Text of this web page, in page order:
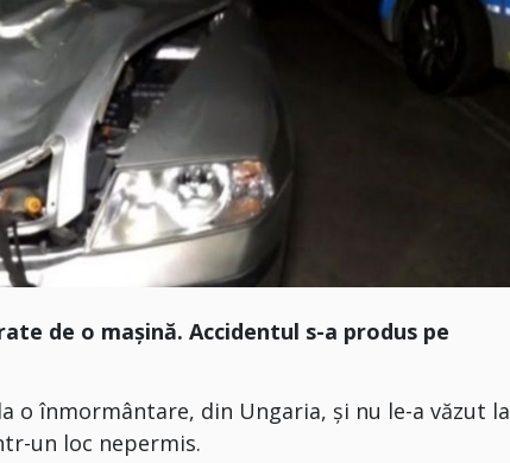
de o mașină. Accidentul s-a produs pe
o înmormântare, din Ungaria, și nu le-a văzut la
un loc nepermis.